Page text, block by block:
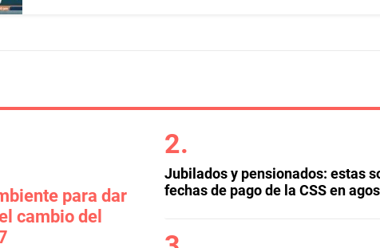
para dar
cambio del
Jubilados y pensionados: estas
fechas de pago de la CSS en